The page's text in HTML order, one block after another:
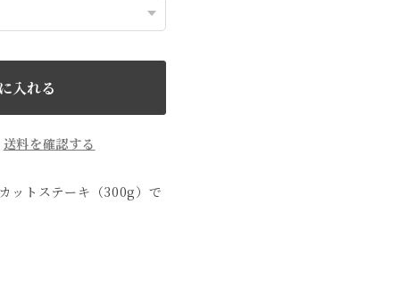
入れる
送料を確認する
ットステーキ（300g）で